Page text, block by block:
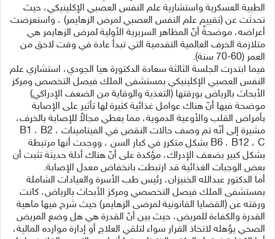
الطبية العسكرية واستشارية علم النفس العصبي الإكلينيكي، حيث
تحدثت عن (تقييم علم النفس العصبي لمرض الزهايمر) ، واستعرضت
أعراضه، موضحةً أنّ المظاهر السريرية الأولية لمرض الزهايمر هي
متلازمة الخرف العالمية التقدمية التي تبدأ عادة في وقت لاحق من
العمر (60-70 سنة).
فيما ابتدرت الجلسة الثالثة سعادة الدكتورة هيا الجودي، استشاري علم
النفس العصبي الإكلينيكي بمستشفى الملك فيصل التخصص ومركز
الأبحاث بالرياض بورقتها (التغذية والوقاية من الضعف الإدراكي)
موضحة فيها أنّ هناك عوامل غذائية كثيرة لها تأثير على الإصابة
بأمراض القلب والأوعية الدموية، مما يعطي مجالاً للإصابة بالخرف،
مشيرة إلى أنّه تم وصف حالات النقص في الفيتامينات B1 ، B2 ،
B6 ، B12 ، C بشكل متكرر في كبار السن ، ووجدت أنها مرتبطة
بشكل كبير بضعف الإدراك، مؤكدة على أنّ هناك أدلة حديثة تثبت أن
بعض الوجبات الغذائية قد ارتبطت بانخفاض معدل الإصابة.
أما الدكتور عبدالله الخنيزان، رئيس طب الأسرة والعيادات الشاملة
بمستشفى الملك فيصل التخصصي ومركز الأبحاث بالرياض، كانت
ورقته عن (القضايا القانونية لمرضى الزهايمر) حيث شرح فيها ماهية
القدرة والكفاءة للمريض، حيث بين أنّ القدرة هي هل وضع المريض
الصحي يؤهله لاتخاذ القرار سواء لتلقي العلاج أو إدارة موارده المالية،